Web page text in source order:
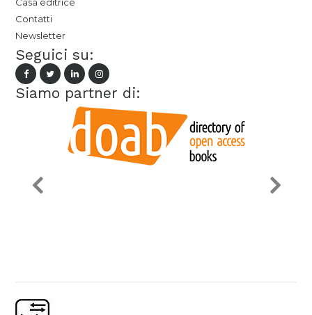
Contatti
Newsletter
Seguici su:
Siamo partner di: